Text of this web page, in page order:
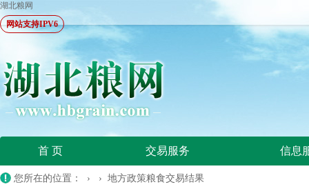
湖北粮网
网站支持IPV6
首 页 交易服务 信息
您所在的位置： › › 地方政策粮食交易结果